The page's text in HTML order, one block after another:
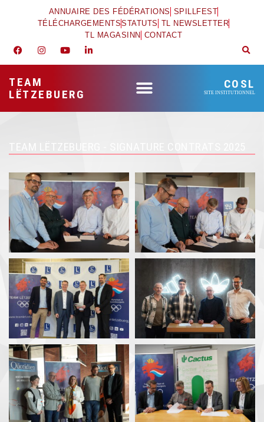
ANNUAIRE DES FÉDÉRATIONS SPILLFEST
TÉLÉCHARGEMENTSSTATUTS TL NEWSLETTER
TL MAGASINN CONTACT
TEAM
LËTZEBUERG
COSL
SITE INSTITUTIONNEL